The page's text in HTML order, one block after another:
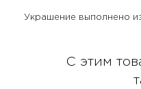
Украшение выполнено
С этим